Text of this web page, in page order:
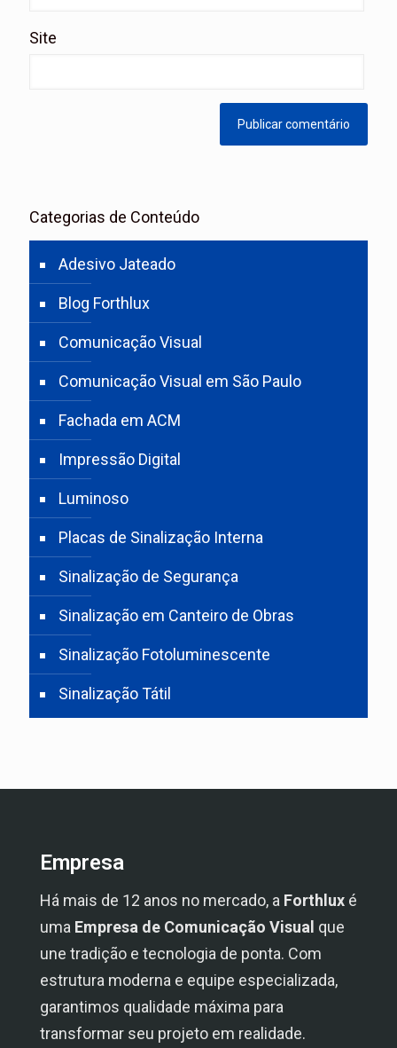
Site
Categorias de Conteúdo
Adesivo Jateado
Blog Forthlux
Comunicação Visual
Comunicação Visual em São Paulo
Fachada em ACM
Impressão Digital
Luminoso
Placas de Sinalização Interna
Sinalização de Segurança
Sinalização em Canteiro de Obras
Sinalização Fotoluminescente
Sinalização Tátil
Empresa
Há mais de 12 anos no mercado, a Forthlux é
uma Empresa de Comunicação Visual que
une tradição e tecnologia de ponta. Com
estrutura moderna e equipe especializada,
garantimos qualidade máxima para
transformar seu projeto em realidade.